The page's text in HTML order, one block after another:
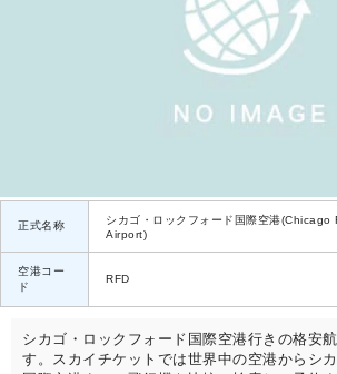
正式名称
シカゴ・ロックフォード国際空港
Airport)
空港コー
ド
RFD
シカゴ・ロックフォード国際空港行きの格安
す。スカイチケットでは世界中の空港からシ